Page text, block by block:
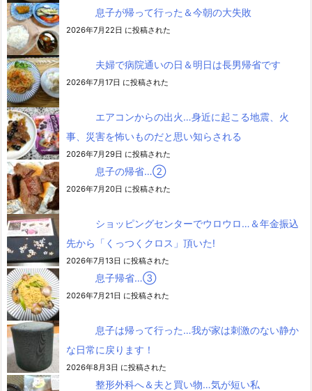
息子が帰って行った＆今朝の大失敗
2026年7月22日 に投稿された
夫婦で病院通いの日＆明日は長男帰省です
2026年7月17日 に投稿された
エアコンからの出火…身近に起こる地震、火
事、災害を怖いものだと思い知らされる
2026年7月29日 に投稿された
息子の帰省…②
2026年7月20日 に投稿された
ショッピングセンターでウロウロ…＆年金振込
先から「くっつくクロス」頂いた!
2026年7月13日 に投稿された
息子帰省…③
2026年7月21日 に投稿された
息子は帰って行った…我が家は刺激のない静か
な日常に戻ります！
2026年8月3日 に投稿された
整形外科へ＆夫と買い物…気が短い私